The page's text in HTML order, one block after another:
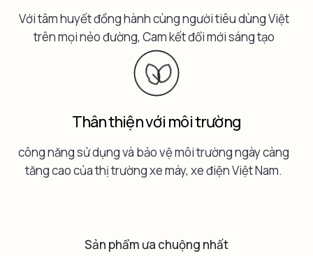
Với tâm huyết đồng hành cùng người tiêu dùng Việt
trên mọi nẻo đường, Cam kết đổi mới sáng tạo
Thân thiện với môi trường
công năng sử dụng và bảo vệ môi trường ngày càng
tăng cao của thị trường xe máy, xe điện Việt Nam.
Sản phẩm ưa chuộng nhất